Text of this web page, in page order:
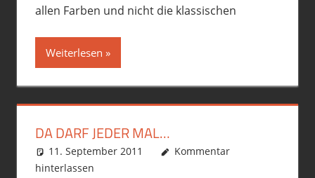
allen Farben und nicht die klassischen
Weiterlesen
DA DARF JEDER MAL…
11. September 2011 phil
Allgemein,Fremdgebastelt
Kommentar
hinterlassen